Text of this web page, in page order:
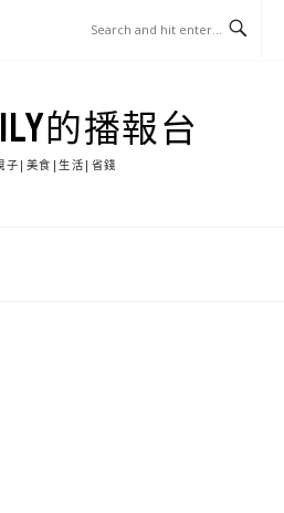
的播報台
子|美食|生活|省錢